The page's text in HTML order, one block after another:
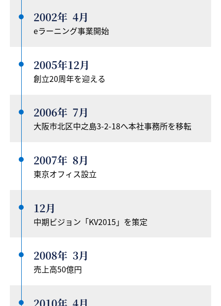
2002年 4月
eラーニング事業開始
2005年12月
創立20周年を迎える
2006年 7月
大阪市北区中之島3-2-18へ本社事務所を移転
2007年 8月
東京オフィス設立
12月
中期ビジョン「KV2015」を策定
2008年 3月
売上高50億円
2010年 4月